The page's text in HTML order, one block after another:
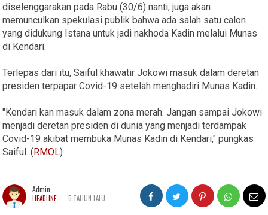
diselenggarakan pada Rabu (30/6) nanti, juga akan
memunculkan spekulasi publik bahwa ada salah satu calon
yang didukung Istana untuk jadi nakhoda Kadin melalui Munas
di Kendari.
Terlepas dari itu, Saiful khawatir Jokowi masuk dalam deretan
presiden terpapar Covid-19 setelah menghadiri Munas Kadin.
"Kendari kan masuk dalam zona merah. Jangan sampai Jokowi
menjadi deretan presiden di dunia yang menjadi terdampak
Covid-19 akibat membuka Munas Kadin di Kendari," pungkas
Saiful. (RMOL)
Admin
HEADLINE - 5 TAHUN LALU